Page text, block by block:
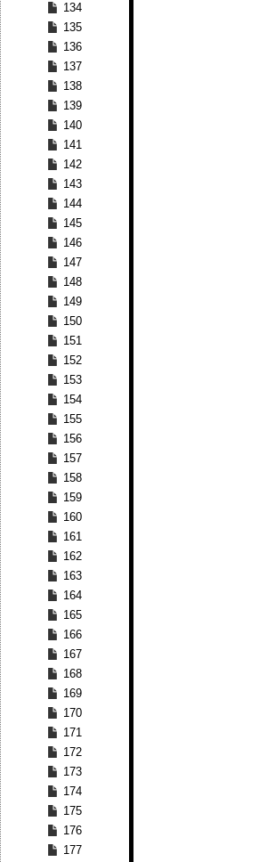
134
135
136
137
138
139
140
141
142
143
144
145
146
147
148
149
150
151
152
153
154
155
156
157
158
159
160
161
162
163
164
165
166
167
168
169
170
171
172
173
174
175
176
177